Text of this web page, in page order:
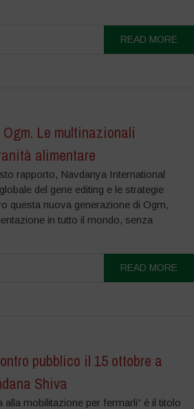
READ MORE
Le multinazionali
alimentare
rapporto, Navdanya International
del gene editing e le strategie
questa nuova generazione di Ogm,
in tutto il mondo, senza
READ MORE
pubblico il 15 ottobre a
Shiva
alla mobilitazione per fermarli” è il titolo